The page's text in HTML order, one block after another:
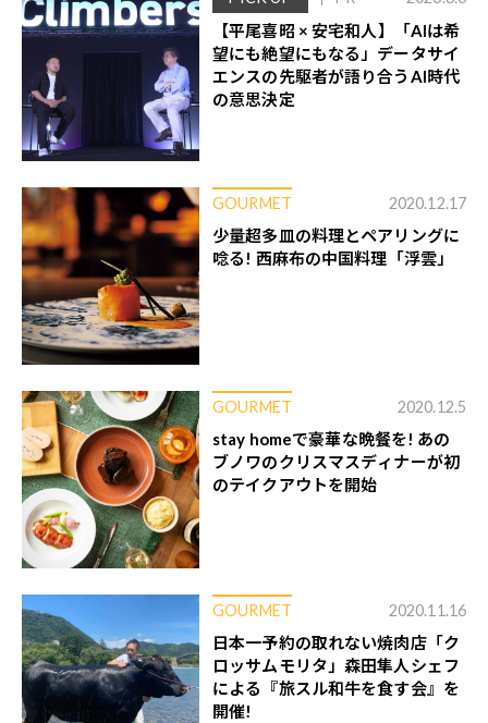
【平尾喜昭 × 安宅和人】「AIは希
望にも絶望にもなる」データサイ
エンスの先駆者が語り合うAI時代
の意思決定
GOURMET 2020.12.17
少量超多皿の料理とペアリングに
唸る! 西麻布の中国料理「浮雲」
GOURMET 2020.12.5
stay homeで豪華な晩餐を! あの
ブノワのクリスマスディナーが初
のテイクアウトを開始
GOURMET 2020.11.16
日本一予約の取れない焼肉店「ク
ロッサムモリタ」森田隼人シェフ
による『旅スル和牛を食す会』を
開催!